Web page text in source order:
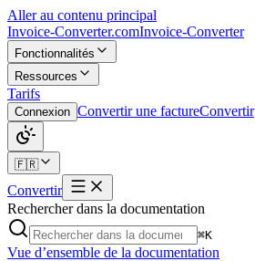
Aller au contenu principal
Invoice-Converter.comInvoice-Converter
Fonctionnalités
Ressources
Tarifs
Connexion Convertir une factureConvertir
🇫🇷
Convertir
Rechercher dans la documentation
⌘K
Vue d’ensemble de la documentation